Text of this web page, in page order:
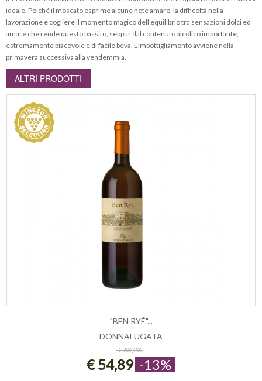
ideale. Poiché il moscato esprime alcune note amare, la difficoltà nella
lavorazione è cogliere il momento magico dell'equilibrio tra sensazioni dolci ed
amare che rende questo passito, seppur dal contenuto alcolico importante,
estremamente piacevole e di facile beva. L'imbottigliamento avviene nella
primavera successiva alla vendemmia.
ALTRI PRODOTTI
ESAURITO
"BEN RYÉ"...
DONNAFUGATA
€ 63,23
€ 54,89 -13%